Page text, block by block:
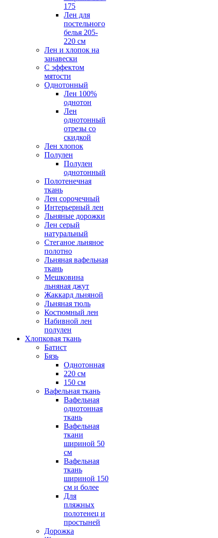
175
Лен для
постельного
белья 205-
220 см
Лен и хлопок на
занавески
С эффектом
мятости
Однотонный
Лен 100%
однотон
Лен
однотонный
отрезы со
скидкой
Лен хлопок
Полулен
Полулен
однотонный
Полотенечная
ткань
Лен сорочечный
Интерьерный лен
Льняные дорожки
Лен серый
натуральный
Стеганое льняное
полотно
Льняная вафельная
ткань
Мешковина
льняная джут
Жаккард льняной
Льняная тюль
Костюмный лен
Набивной лен
полулен
Хлопковая ткань
Батист
Бязь
Однотонная
220 см
150 см
Вафельная ткань
Вафельная
однотонная
ткань
Вафельная
ткани
шириной 50
см
Вафельная
ткань
шириной 150
см и более
Для
пляжных
полотенец и
простыней
Дорожка